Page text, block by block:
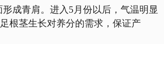
成青肩。进入 5 月份以后，气温明显
根茎生长对养分的需求，保证产